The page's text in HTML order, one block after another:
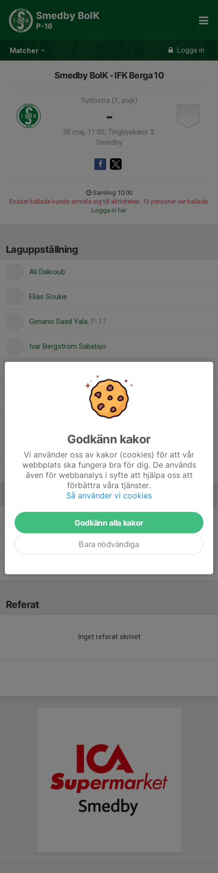
Matcher Logga in
Smedby BoIK
P-16
Smedby BoIK - IFK Berga 10
Sydöstra (1, pojk)
-
30 maj, 11:00, Tingbyskans 3,
Smedby
Samling 10:00
Endast kallade kunde anmäla sig till aktiviteten. 13 personer var kallade.
Logga in här
Laguppställning
Ali Dakroub
Elias Soukie
Genano Saad Yala, P-17
Ivar Bergström Sabelsjö
, P-17
Viggo Wallin Brevitz
Vilmer Hedebäck
Daniel Sjöström Tränare
Fredric AnderssonTränare
Referat
Inget referat skrivet
Godkänn kakor
Vi använder oss av kakor (cookies) för att vår
webbplats ska fungera bra för dig. De används
även för webbanalys i syfte att hjälpa oss att
förbättra våra tjänster.
Så använder vi cookies
Godkänn alla kakor
Bara nödvändiga